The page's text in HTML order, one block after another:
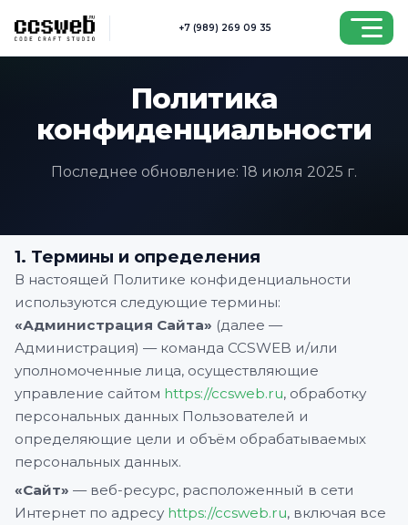
+7 (989) 269 09 35
Политика
конфиденциальности
Последнее обновление: 18 июля 2025 г.
1. Термины и определения
В настоящей Политике конфиденциальности
используются следующие термины:
«Администрация Сайта» (далее —
Администрация) — команда CCSWEB и/или
уполномоченные лица, осуществляющие
управление сайтом https://ccsweb.ru, обработку
персональных данных Пользователей и
определяющие цели и объём обрабатываемых
персональных данных.
«Сайт» — веб-ресурс, расположенный в сети
Интернет по адресу https://ccsweb.ru, включая все